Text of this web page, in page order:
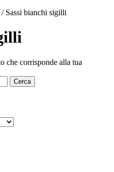
/ Sassi bianchi sigilli
che corrisponde alla tua
Cerca